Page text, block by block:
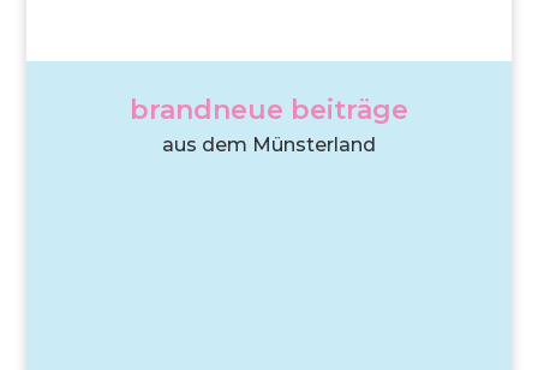
brandneue beiträge
aus dem Münsterland